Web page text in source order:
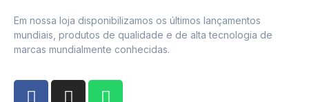
Em nossa loja disponibilizamos os últimos lançamentos
mundiais, produtos de qualidade e de alta tecnologia de
marcas mundialmente conhecidas.